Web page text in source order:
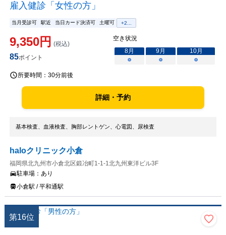
雇入健診「女性の方」
当月受診可 駅近 当日カード決済可 土曜可 +2...
9,350円 (税込)
85ポイント
空き状況
8月 9月 10月
○
○ ○
所要時間： 30分前後
詳細・予約
基本検査、血液検査、胸部レントゲン、心電図、尿検査
haloクリニック小倉
福岡県北九州市小倉北区鍛冶町1-1-1北九州東洋ビル3F
駐車場： あり
小倉駅 / 平和通駅
第16位